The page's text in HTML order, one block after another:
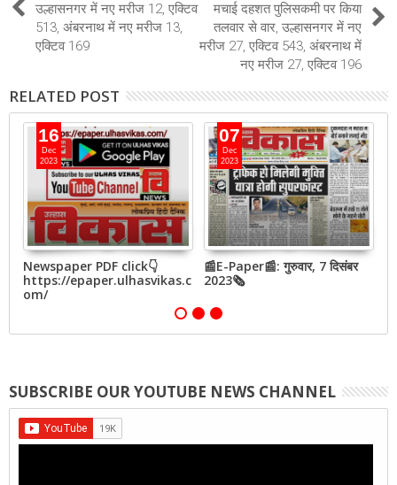
उल्हासनगर में नए मरीज 12, एक्टिव
513, अंबरनाथ में नए मरीज 13,
एक्टिव 169
मचाई दहशत पुलिसकमी पर किया
तलवार से वार, उल्हासनगर में नए
मरीज 27, एक्टिव 543, अंबरनाथ में
नए मरीज 27, एक्टिव 196
RELATED POST
16
Dec
2023
Newspaper PDF click👇
https://epaper.ulhasvikas.c
om/
07
Dec
2023
📰E-Paper📰: गुरुवार, 7 दिसंबर
2023🗞
SUBSCRIBE OUR YOUTUBE NEWS CHANNEL